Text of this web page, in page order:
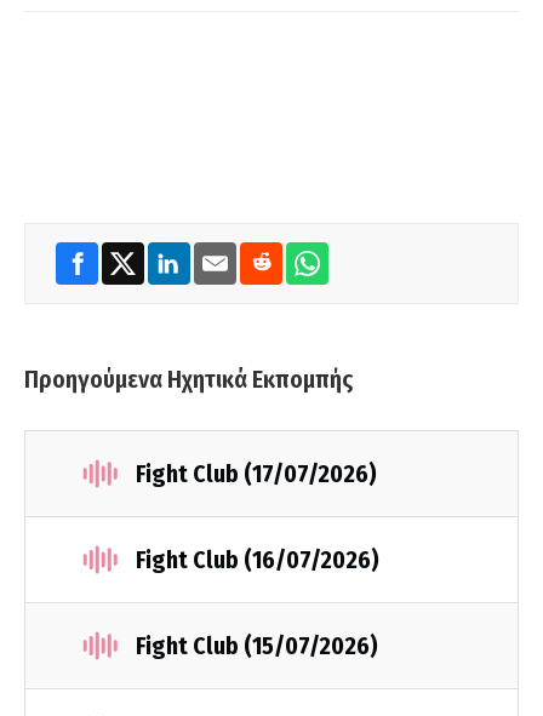
Προηγούμενα Ηχητικά Εκπομπής
Fight Club (17/07/2026)
Fight Club (16/07/2026)
Fight Club (15/07/2026)